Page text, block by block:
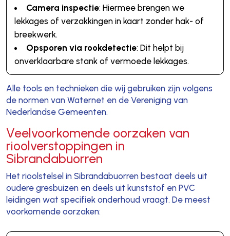
Camera inspectie: Hiermee brengen we
lekkages of verzakkingen in kaart zonder hak- of
breekwerk.
Opsporen via rookdetectie: Dit helpt bij
onverklaarbare stank of vermoede lekkages.
Alle tools en technieken die wij gebruiken zijn volgens
de normen van Waternet en de Vereniging van
Nederlandse Gemeenten.
Veelvoorkomende oorzaken van
rioolverstoppingen in
Sibrandabuorren
Het rioolstelsel in Sibrandabuorren bestaat deels uit
oudere gresbuizen en deels uit kunststof en PVC
leidingen wat specifiek onderhoud vraagt. De meest
voorkomende oorzaken: